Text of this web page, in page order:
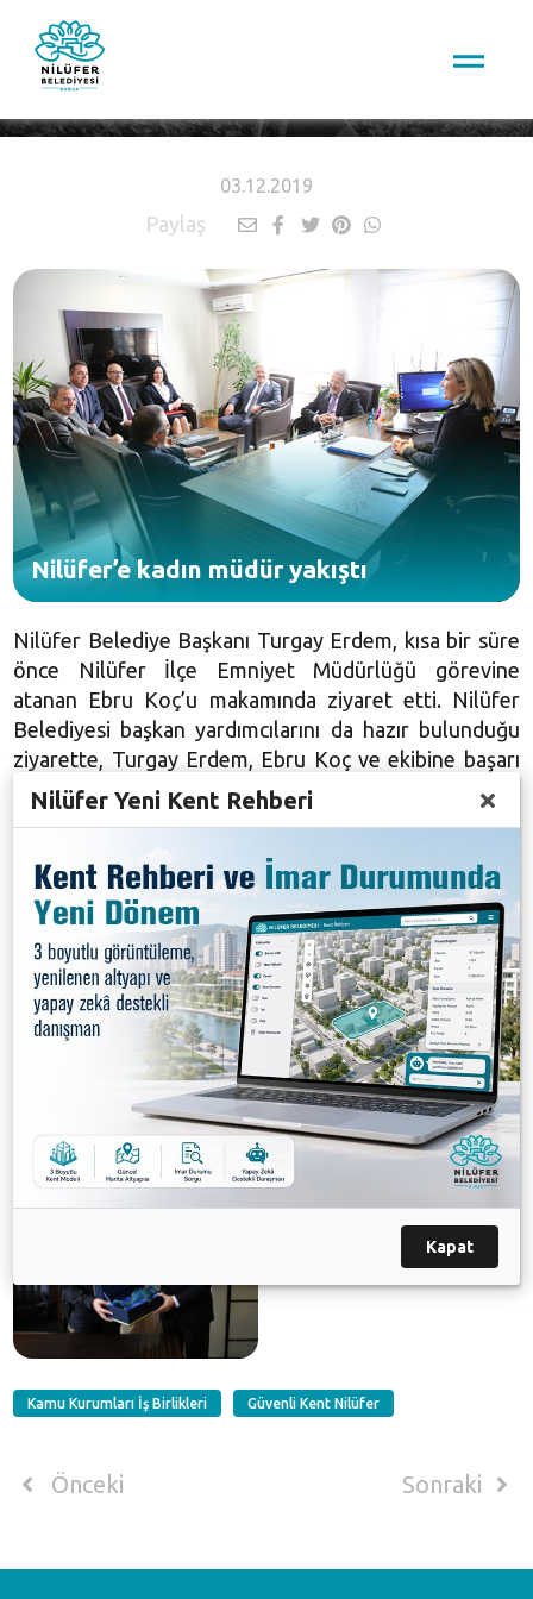
03.12.2019
Paylaş
Nilüfer’e kadın müdür yakıştı
Nilüfer Belediye Başkanı Turgay Erdem, kısa bir süre
önce Nilüfer İlçe Emniyet Müdürlüğü görevine
atanan Ebru Koç’u makamında ziyaret etti. Nilüfer
Belediyesi başkan yardımcılarını da hazır bulunduğu
ziyarette, Turgay Erdem, Ebru Koç ve ekibine başarı
dileklerini iletti. Turgay Erdem, “Nilüfer’in huzur ve
memnuniyet verici. Nilüfer’e kadın müdür çok yakıştı”
dedi.
Ziyaretten duyduğu memnuniyeti dile getiren Ebru
Koç da, Turgay Erdem ve ekibine teşekkür etti.
Başkan Turgay Erdem, Ebru Koç’a ziyaret sonunda
hediye verdi.
Kamu Kurumları İş Birlikleri Güvenli Kent Nilüfer
Önceki Sonraki
Nilüfer Yeni Kent Rehberi
Kapat